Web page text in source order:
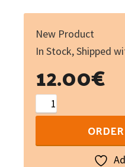
New Product
In Stock, Shipped
12.00€
Peschaires
de